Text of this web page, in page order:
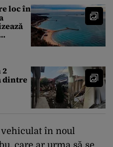
loc în
2
dintre
în noul
care ar urma să se